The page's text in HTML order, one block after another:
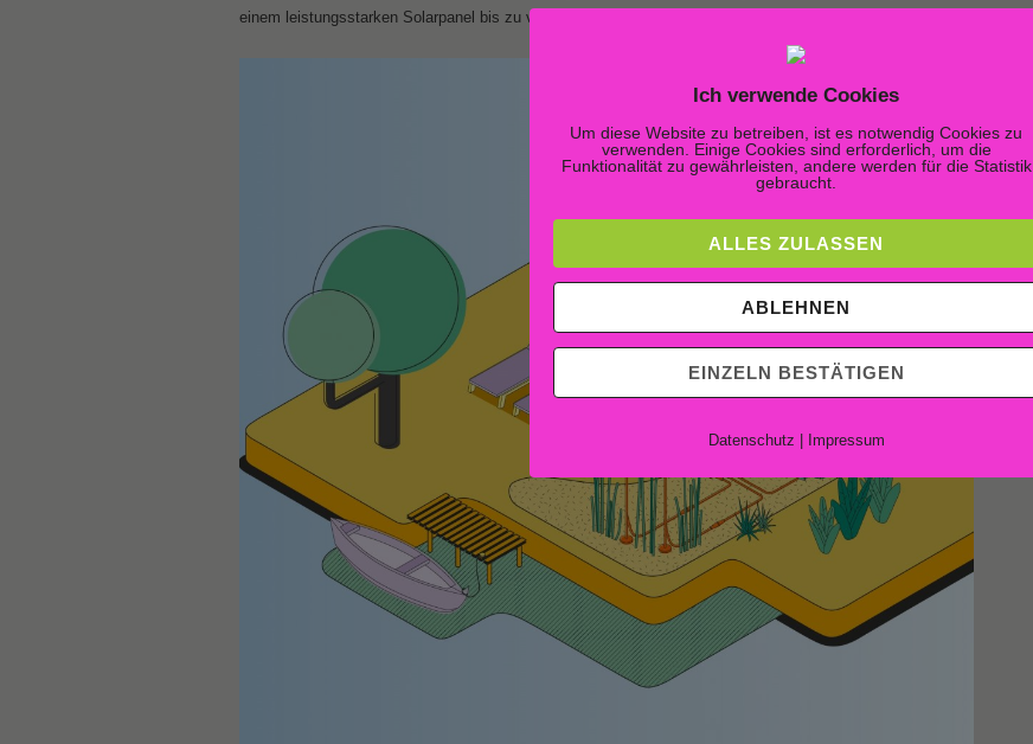
einem leistungsstarken Solarpanel bis zu vier Leuchten der Solar Join – Serie anzuschließen.
Ich verwende Cookies
Um diese Website zu betreiben, ist es notwendig Cookies zu
verwenden. Einige Cookies sind erforderlich, um die
Funktionalität zu gewährleisten, andere werden für die Statistik
gebraucht.
ALLES ZULASSEN
ABLEHNEN
EINZELN BESTÄTIGEN
Datenschutz Impressum